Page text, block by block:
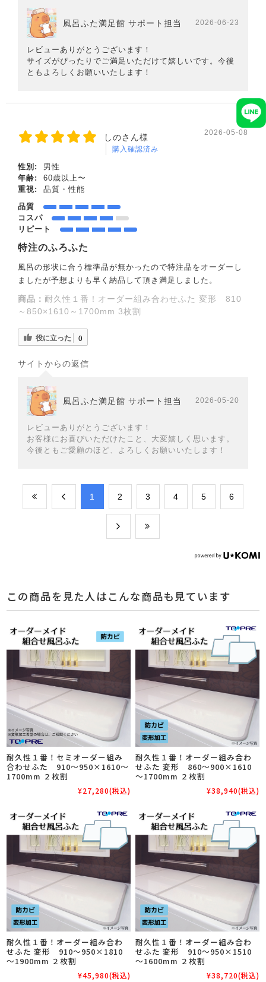
風呂ふた満足館 サポート担当 2026-06-23
レビューありがとうございます！
サイズがぴったりでご満足いただけて嬉しいです。今後
ともよろしくお願いいたします！
しのさん様
購入確認済み
2026-05-08
性別:
男性
年齢:
60歳以上〜
重視:
品質・性能
品質
コスパ
リピート
特注のふろふた
風呂の形状に合う標準品が無かったので特注品をオーダーし
ましたが予想よりも早く納品して頂き満足しました。
商品： 耐久性１番！オーダー組み合わせふた 変形 810
～850×1610～1700mm 3枚割
役に立った 0
サイトからの返信
風呂ふた満足館 サポート担当 2026-05-20
レビューありがとうございます！
お客様にお喜びいただけたこと、大変嬉しく思います。
今後ともご愛顧のほど、よろしくお願いいたします！
​1 ​2 ​3 ​4 ​5 ​6
この商品を見た人はこんな商品も見ています
耐久性１番！セミオーダー組み
合わせふた 910～950×1610～
1700mm ２枚割
¥27,280(税込)
耐久性１番！オーダー組み合わ
せふた 変形 860～900×1610
～1700mm ２枚割
¥38,940(税込)
耐久性１番！オーダー組み合わ
せふた 変形 910～950×1810
～1900mm ２枚割
¥45,980(税込)
耐久性１番！オーダー組み合わ
せふた 変形 910～950×1510
～1600mm ２枚割
¥38,720(税込)